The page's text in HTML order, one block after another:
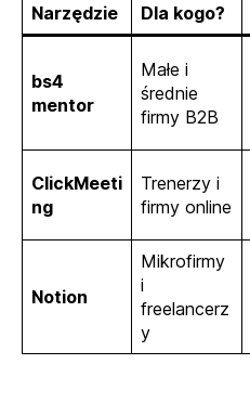
Narzędzie Dla kogo?
bs4
mentor
Małe i
średnie
firmy B2B
ClickMeeti
ng
Trenerzy i
firmy online
Notion
Mikrofirmy
i
freelancerz
y